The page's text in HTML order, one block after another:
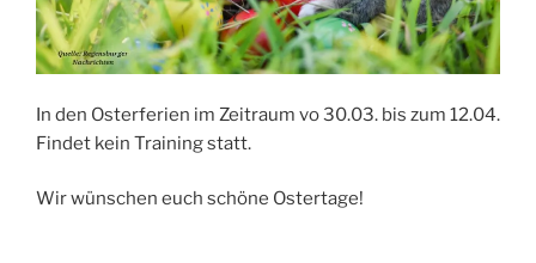
In den Osterferien im Zeitraum vo 30.03. bis zum 12.04.
Findet kein Training statt.
Wir wünschen euch schöne Ostertage!